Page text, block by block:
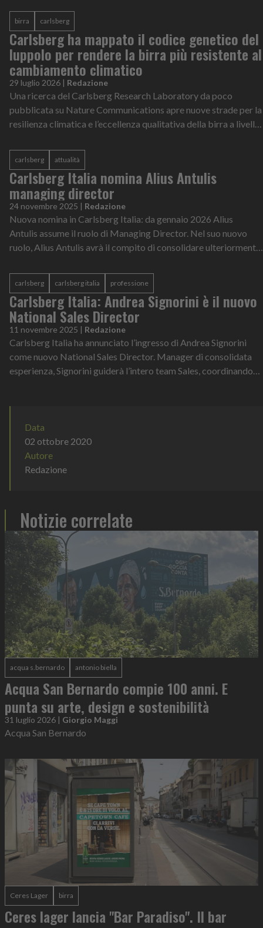
birra carlsberg
Carlsberg ha mappato il codice genetico del
luppolo per rendere la birra più resistente al
cambiamento climatico
29 luglio 2026 | Redazione
Una ricerca del Carlsberg Research Laboratory da poco
pubblicata su Nature Communications apre nuove strade per la
resilienza climatica e l’eccellenza qualitativa della birra a livello
carlsberg attualità
Carlsberg Italia nomina Alius Antulis
managing director
24 novembre 2025 | Redazione
Nuova nomina in Carlsberg Italia: da gennaio 2026 Alius
Antulis assume il ruolo di Managing Director. Nel suo nuovo
ruolo, Alius Antulis avrà il compito di consolidare ulteriormente
carlsberg carlsberg italia professione
Carlsberg Italia: Andrea Signorini è il nuovo
National Sales Director
11 novembre 2025 | Redazione
Carlsberg Italia ha annunciato l’ingresso di Andrea Signorini
come nuovo National Sales Director. Manager di consolidata
esperienza, Signorini guiderà l’intero team Sales, coordinando
Data
02 ottobre 2020
Autore
Redazione
Notizie correlate
acqua s.bernardo antonio biella
Acqua San Bernardo compie 100 anni. E
punta su arte, design e sostenibilità
31 luglio 2026 | Giorgio Maggi
Acqua San Bernardo
Ceres Lager birra
Ceres lager lancia "Bar Paradiso". Il bar